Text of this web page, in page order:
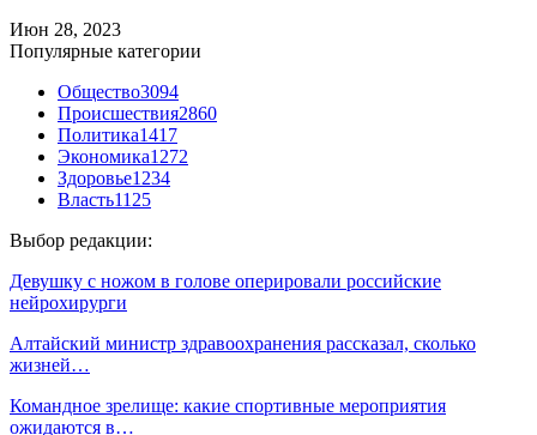
Июн 28, 2023
Популярные категории
Общество3094
Происшествия2860
Политика1417
Экономика1272
Здоровье1234
Власть1125
Выбор редакции:
Девушку с ножом в голове оперировали российские
нейрохирурги
Алтайский министр здравоохранения рассказал, сколько
жизней…
Командное зрелище: какие спортивные мероприятия
ожидаются в…